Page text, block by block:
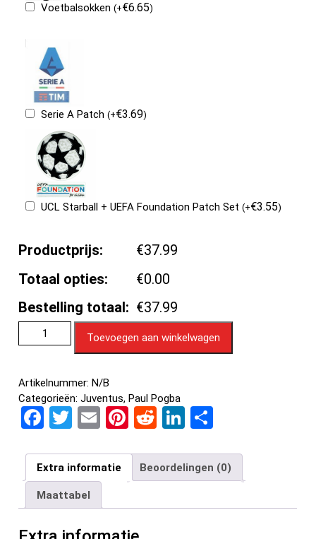
Voetbalsokken(+€6.65)
Serie A Patch(+€3.69)
UCL Starball + UEFA Foundation Patch Set(+€3.55)
Productprijs:
€37.99
Totaal opties:
€0.00
Bestelling totaal: €37.99
Toevoegen aan winkelwagen
Artikelnummer: N/B
Categorieën:Juventus, Paul Pogba
F
ce
b
o
o
T
tt
er
E
ail
Pi
er
es
t
R
d
di
t
Li
ke
dI
n
e
n
Extra informatie Beoordelingen (0)
Maattabel